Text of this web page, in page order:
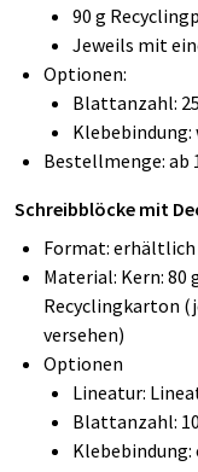
90 g
Jeweils mit
Optionen:
Blattanzahl:
Bestellmenge: ab
Schreibblöcke mit
Format: erhältlich
Material: Kern: 80
Recyclingkarton
versehen)
Optionen
Lineatur:
Blattanzahl:
Klebebindung: